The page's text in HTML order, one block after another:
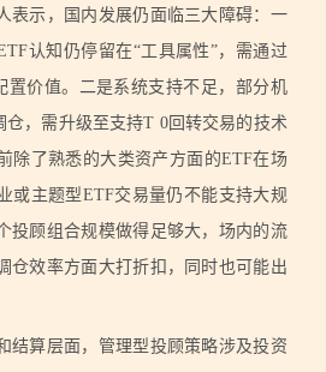
示，国内发展仍面临三大障碍：一
认知仍停留在“工具属性”，需通过
置价值。二是系统支持不足，部分机
，需升级至支持T 0回转交易的技术
除了熟悉的大类资产方面的ETF在场
或主题型ETF交易量仍不能支持大规
投顾组合规模做得足够大，场内的流
仓效率方面大打折扣，同时也可能出
算层面，管理型投顾策略涉及投资